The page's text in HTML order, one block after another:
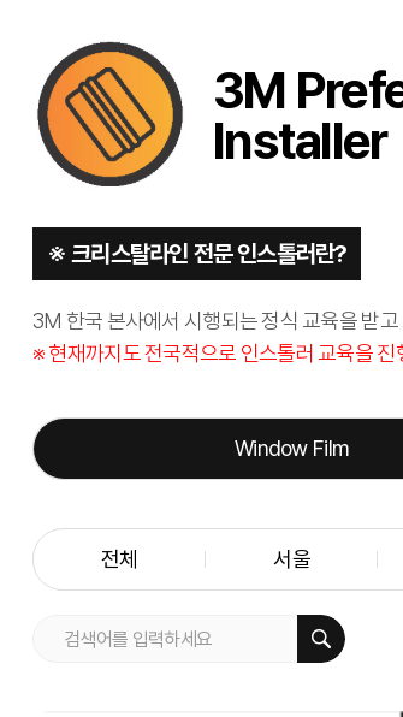
3M
Installer
※ 크리스탈라인 전문 인스톨러란?
3M 한국 본사에서 시행되는 정식 교육을 받
※ 현재까지도 전국적으로 인스톨러 교육을
Window Film
전체 서울